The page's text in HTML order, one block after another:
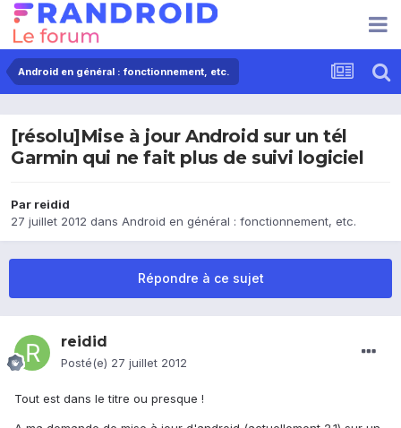
Android en général : fonctionnement, etc.
[résolu]Mise à jour Android sur un tél
Garmin qui ne fait plus de suivi logiciel
Par reidid
27 juillet 2012 dans Android en général : fonctionnement, etc.
Répondre à ce sujet
reidid
Posté(e) 27 juillet 2012
Tout est dans le titre ou presque !